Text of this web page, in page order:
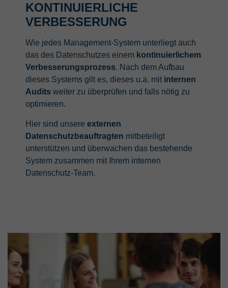
KONTINUIERLICHE
VERBESSERUNG
Wie jedes Management-System unterliegt auch
das des Datenschutzes einem kontinuierlichem
Verbesserungsprozess. Nach dem Aufbau
dieses Systems gilt es, dieses u.a. mit internen
Audits weiter zu überprüfen und falls nötig zu
optimieren.
Hier sind unsere externen
Datenschutzbeauftragten mitbeteiligt
unterstützen und überwachen das bestehende
System zusammen mit Ihrem internen
Datenschutz-Team.